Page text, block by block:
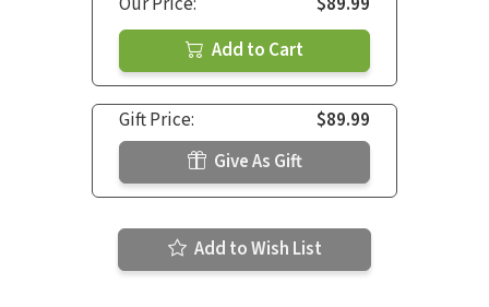
Add to Cart
Gift Price:
$89.99
Give As Gift
Add to Wish List